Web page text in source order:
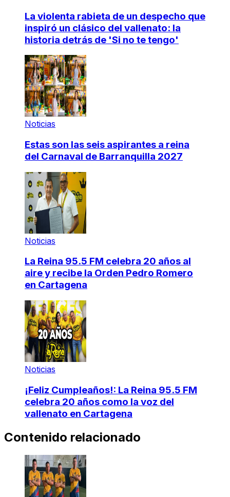
La violenta rabieta de un despecho que
inspiró un clásico del vallenato: la
historia detrás de 'Si no te tengo'
Noticias
Estas son las seis aspirantes a reina
del Carnaval de Barranquilla 2027
Noticias
La Reina 95.5 FM celebra 20 años al
aire y recibe la Orden Pedro Romero
en Cartagena
Noticias
¡Feliz Cumpleaños!: La Reina 95.5 FM
celebra 20 años como la voz del
vallenato en Cartagena
Contenido relacionado